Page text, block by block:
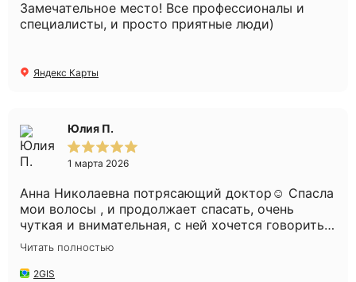
Замечательное место! Все профессионалы и
специалисты, и просто приятные люди)
Яндекс Карты
Юлия П.
1 марта 2026
Анна Николаевна потрясающий доктор☺️ Спасла
мои волосы , и продолжает спасать, очень
чуткая и внимательная, с ней хочется говорить
часами😅 Администратор Александра такая
милая, с такой заботой всегда угощает
конфетками😍 Мне нравится у Вас , уютно и
Читать полностью
2GIS